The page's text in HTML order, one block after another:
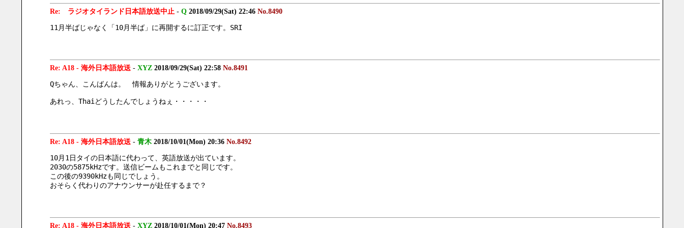
Re: ラジオタイランド日本語放送中止- Q 2018/09/29(Sat) 22:46 No.8490
11月半ばじゃなく「10月半ば」に再開するに訂正です。SRI
Re: A18 - 海外日本語放送- XYZ 2018/09/29(Sat) 22:58 No.8491
Qちゃん、こんばんは。　情報ありがとうございます。
あれっ、Thaiどうしたんでしょうねぇ・・・・・
Re: A18 - 海外日本語放送- 青木 2018/10/01(Mon) 20:36 No.8492
10月1日タイの日本語に代わって、英語放送が出ています。
2030の5875kHzです。送信ビームもこれまでと同じです。
この後の9390kHzも同じでしょう。
おそらく代わりのアナウンサーが赴任するまで？
Re: A18 - 海外日本語放送- XYZ 2018/10/01(Mon) 20:47 No.8493